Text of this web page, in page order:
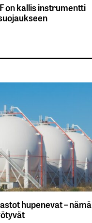
on kallis instrumentti
hupenevat – nämä